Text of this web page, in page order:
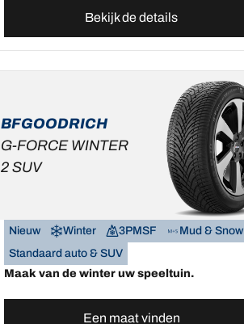
Bekijk de details
BFGOODRICH
G-FORCE WINTER
2 SUV
Nieuw Winter 3PMSF
Mud & Snow
Standaard auto & SUV
Maak van de winter uw speeltuin.
Een maat vinden